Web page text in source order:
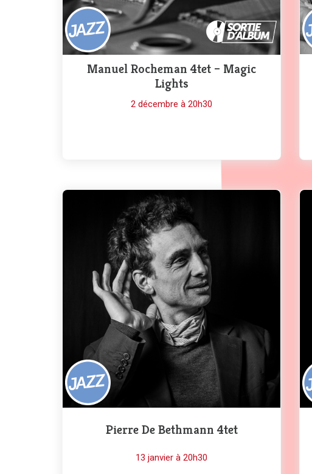
Manuel Rocheman 4tet – Magic
Lights
2 décembre à 20h30
Pierre De Bethmann 4tet
13 janvier à 20h30